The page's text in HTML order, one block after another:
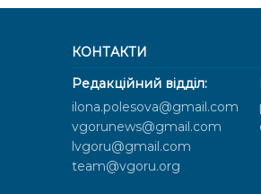
КОНТАКТИ
Редакційний відділ:
ilona.polesova@gmail.com
vgorunews@gmail.com
lvgoru@gmail.com
team@vgoru.org